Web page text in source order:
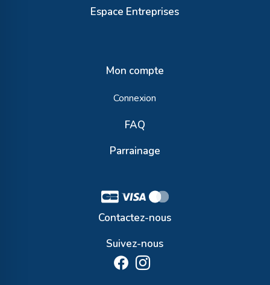
Espace Entreprises
Mon compte
Connexion
FAQ
Parrainage
Contactez-nous
Suivez-nous